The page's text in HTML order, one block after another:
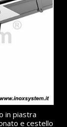
in piastra
e cestello